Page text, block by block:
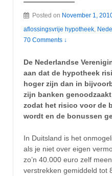
Posted on November 1,
aflossingsvrije hypotheek
70 Comments ↓
De Nederlandse
aan dat de hypotheek
hoger zijn dan in
zijn banken
zodat het risico voor de
wordt en de bonussen
In Duitsland is het
als je niet over eigen
zo’n 40.000 euro zelf
verstrekken gemiddeld tot